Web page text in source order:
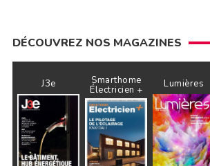
DÉCOUVREZ NOS MAGAZINES
J3e Smarthome
Électricien + Lumières